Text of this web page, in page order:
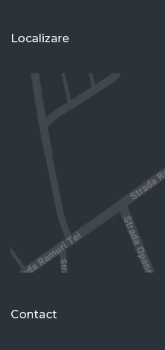
Localizare
Contact